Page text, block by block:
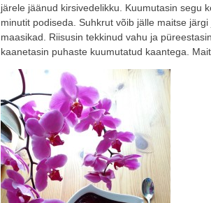
järele jäänud kirsivedelikku. Kuumutasin segu
minutit podiseda. Suhkrut võib jälle maitse
maasikad. Riisusin tekkinud vahu ja
kaanetasin puhaste kuumutatud kaantega.